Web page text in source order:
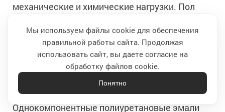
механические и химические нагрузки. Пол
декоративные и защитные свойства долгие
Из всех видов полимерных материалов эти
покрытия самые эластичные и ударопрочные.
Однокомпонентные полиуретановые эмали
Мы используем файлы cookie для обеспечения
правильной работы сайта. Продолжая
использовать сайт, вы даете согласие на
обработку файлов cookie.
Понятно